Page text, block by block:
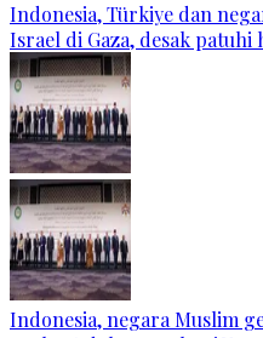
Indonesia, Türkiye dan
Israel di Gaza, desak
Indonesia, negara Muslim